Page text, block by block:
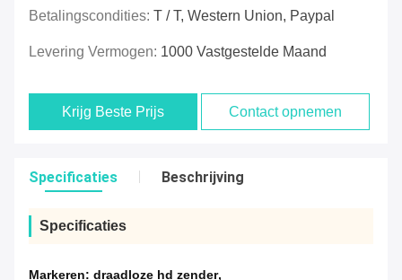
Betalingscondities: T / T, Western Union, Paypal
Levering Vermogen: 1000 Vastgestelde Maand
Krijg Beste Prijs Contact opnemen
Specificaties Beschrijving
Specificaties
Markeren: draadloze hd zender,